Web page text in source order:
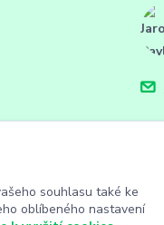
souhlasu také ke
oblíbeného nastavení